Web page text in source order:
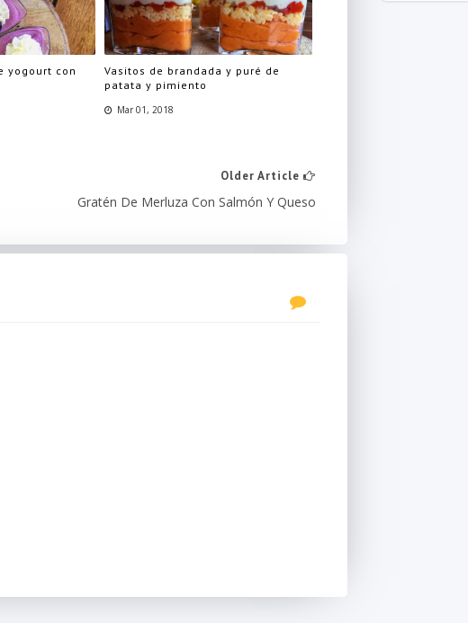
yogourt con
Vasitos de brandada y puré de
patata y pimiento
Mar 01, 2018
Older Article
Gratén De Merluza Con Salmón Y Queso